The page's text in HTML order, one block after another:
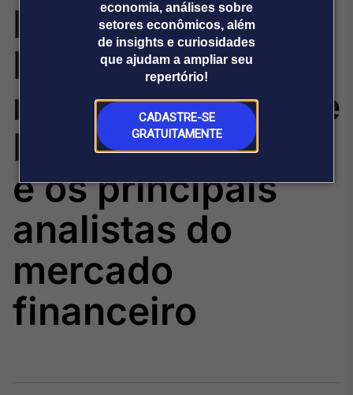
economia, análises sobre
setores econômicos, além
de insights e curiosidades
que ajudam a ampliar seu
repertório!
CADASTRE-SE
GRATUITAMENTE
Plataformas
Broadcast
Broadcast+
O mercado
financeiro em
tempo real
Broadcast
Agro
Tudo sobre o
agronegócio
Político
Sobre nós Releases Broadcast
Prêmio Broadcast
Analistas
Prêmio Broadcast
Empresas
Agências de
comunicação
Releases
Prêmios
Broadcast 2026
reconhecem Rede
D’Or, FIERGS, Citi
e os principais
analistas do
mercado
financeiro